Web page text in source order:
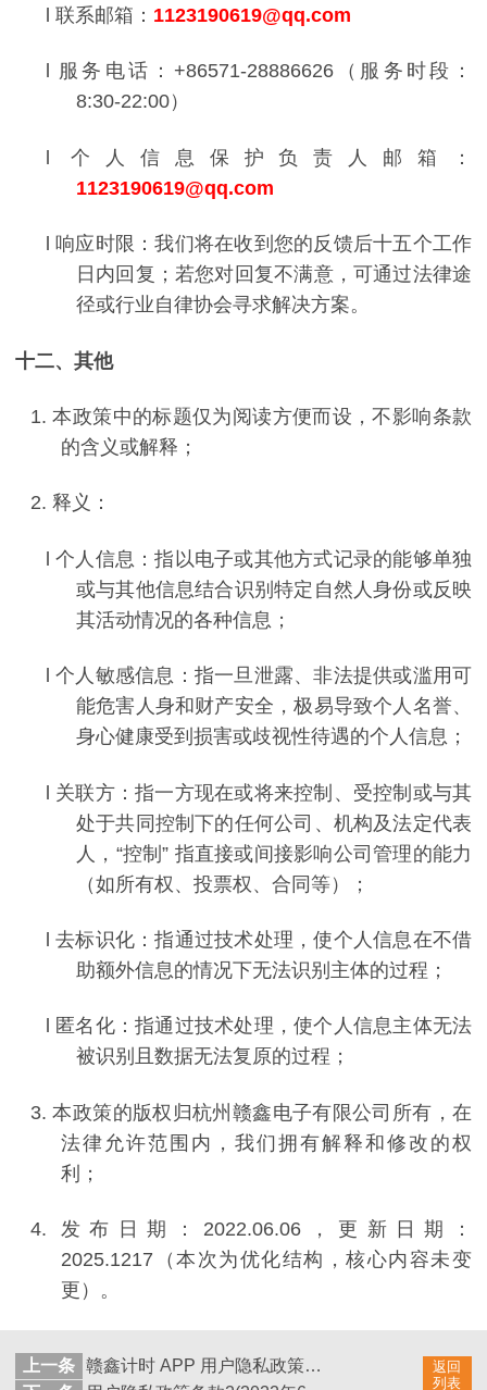
联系邮箱： 1123190619@qq.com
服务电话： +86571-28886626 （服务时段：
8:30-22:00）
l 个人信息保护负责人邮箱：
1123190619@qq.com
l响应时限：我们将在收到您的反馈后十五个工作
日内回复；若您对回复不满意，可通过法律途
径或行业自律协会寻求解决方案。
十二、其他
1.本政策中的标题仅为阅读方便而设，不影响条款
的含义或解释；
2. 释义：
l个人信息：指以电子或其他方式记录的能够单独
或与其他信息结合识别特定自然人身份或反映
其活动情况的各种信息；
l个人敏感信息：指一旦泄露、非法提供或滥用可
能危害人身和财产安全，极易导致个人名誉、
身心健康受到损害或歧视性待遇的个人信息；
l 关联方：指一方现在或将来控制、受控制或与其
处于共同控制下的任何公司、机构及法定代表
人， “控制” 指直接或间接影响公司管理的能力
（如所有权、投票权、合同等）；
l去标识化：指通过技术处理，使个人信息在不借
助额外信息的情况下无法识别主体的过程；
匿名化：指通过技术处理，使个人信息主体无法
被识别且数据无法复原的过程；
3.本政策的版权归杭州赣鑫电子有限公司所有，在
法律允许范围内，我们拥有解释和修改的权
利；
4.发布日期： 2022.06.06 ，更新日期：
2025.1217 （本次为优化结构，核心内容未变
更）。
返回
列表
上一条
赣鑫计时 APP 用户隐私政策（2025 年 12 月更新版本）